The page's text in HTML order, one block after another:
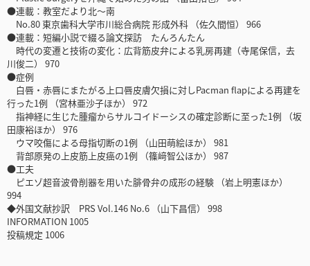
●連載：教室だより北～南
No.80 東京歯科大学市川総合病院 形成外科 （佐久間恒） 966
●連載：短編小説で綴る論文探訪 たんろんたん
時代の変遷と技術の変化：広背筋皮弁による乳房再建（寺尾保信，去
川俊二） 970
●症例
白唇・赤唇にまたがる上口唇皮膚欠損に対しPacman flapによる再建を
行った1例 （宮林亜沙子ほか） 972
指神経に生じた腫瘤からサルコイドーシスの確定診断に至った1例 （坂
田康裕ほか） 976
ウマ咬傷による母指切断の1例 （山田萌絵ほか） 981
背部原発の上皮筋上皮癌の1例 （篠﨑智公ほか） 987
●工夫
ピエゾ超音波骨削器を用いた腓骨弁の成形の経験 （岩上明憲ほか）
994
◆外国文献抄訳 PRS Vol.146 No.6 （山下昌信） 998
INFORMATION 1005
投稿規定 1006